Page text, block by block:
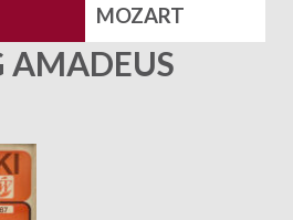
MOZART
AMADEUS